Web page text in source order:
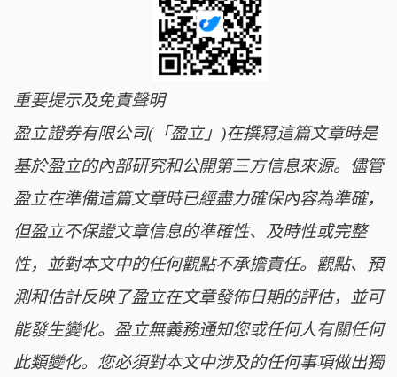
重要提示及免責聲明
盈立證券有限公司(「盈立」)在撰冩這篇文章時是
基於盈立的內部研究和公開第三方信息來源。儘管
盈立在準備這篇文章時已經盡力確保內容為準確，
但盈立不保證文章信息的準確性、及時性或完整
性，並對本文中的任何觀點不承擔責任。觀點、預
測和估計反映了盈立在文章發佈日期的評估，並可
能發生變化。盈立無義務通知您或任何人有關任何
此類變化。您必須對本文中涉及的任何事項做出獨